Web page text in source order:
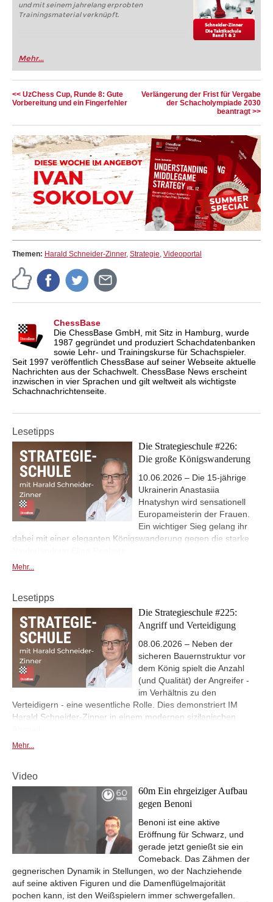
und mit seinem jahrelang erprobten
Trainingsmaterial verknüpft.
Mehr...
<< UzChess Cup, Runde 8: Gute
Vorbereitung und ein Fingerfehler
Verlängerung der Frist für Vergabe
der Schacholympiade 2030
beantragt >>
Themen: Harald Schneider-Zinner, Strategie, Videoportal
ChessBase
Die ChessBase GmbH, mit Sitz in Hamburg, wurde
1987 gegründet und produziert Schachdatenbanken
sowie Lehr- und Trainingskurse für Schachspieler.
Seit 1997 veröffentlich ChessBase auf seiner Webseite aktuelle
Nachrichten aus der Schachwelt. ChessBase News erscheint
inzwischen in vier Sprachen und gilt weltweit als wichtigste
Schachnachrichtenseite.
Lesetipps
Die Strategieschule #226:
Die große Königswanderung
10.06.2026 – Die 15-jährige
Ukrainerin Anastasiia
Hnatyshyn wird sensationell
Europameisterin der Frauen.
Ein wichtiger Sieg gelang ihr
dabei mit einer eleganten Königswanderung gegen die starke
Mehr...
Lesetipps
Die Strategieschule #225:
Angriff und Verteidigung
08.06.2026 – Neben der
sicheren Bauernstruktur vor
dem König spielt die Anzahl
(und Qualität) der Angreifer -
im Verhältnis zu den
Verteidigern - eine wesentliche Rolle. Dies demonstriert IM
Harald Schneider-Zinner in einem modernen sizilanischen
Mehr...
Video
60m Ein ehrgeiziger Aufbau
gegen Benoni
Benoni ist eine aktive
Eröffnung für Schwarz, und
gerade jetzt genießt sie ein
Comeback. Das Zähmen der
gegnerischen Dynamik in Stellungen, wo der Nachziehende
auf seine aktiven Figuren und die Damenflügelmajorität
pochen kann, ist den Weißspielern immer schwergefallen.